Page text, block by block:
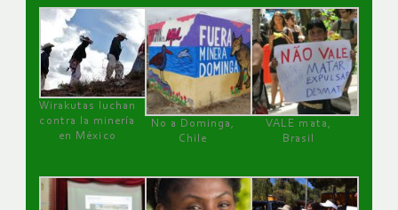
Wirakutas luchan
contra la minería
en México
No a Dominga,
Chile
VALE mata,
Brasil